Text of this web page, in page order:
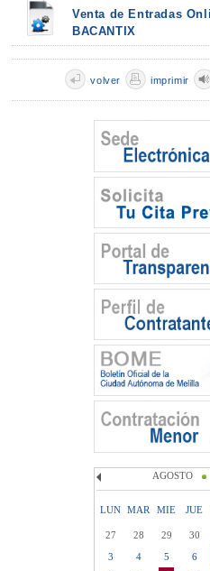
Venta de Entradas
BACANTIX
imprimir
volver
AGOSTO
LUN MAR MIE JUE
27 28 29 30
3
4 5 6